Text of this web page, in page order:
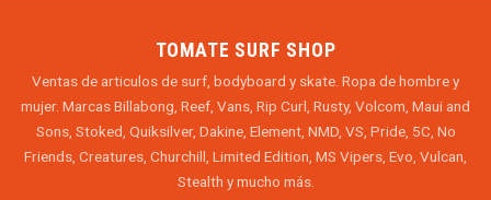
TOMATE SURF SHOP
Ventas de articulos de surf, bodyboard y skate. Ropa de hombre y
mujer. Marcas Billabong, Reef, Vans, Rip Curl, Rusty, Volcom, Maui and
Sons, Stoked, Quiksilver, Dakine, Element, NMD, VS, Pride, 5C, No
Friends, Creatures, Churchill, Limited Edition, MS Vipers, Evo, Vulcan,
Stealth y mucho más.